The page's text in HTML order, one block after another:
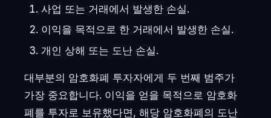
사업 또는 거래에서 발생한 손실.
이익을 목적으로 한 거래에서 발생한 손실.
개인 상해 또는 도난 손실.
대부분의 암호화폐 투자자에게 두 번째 범주가
가장 중요합니다. 이익을 얻을 목적으로 암호화
폐를 투자로 보유했다면, 해당 암호화폐의 도난